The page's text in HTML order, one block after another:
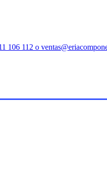
106 112 o